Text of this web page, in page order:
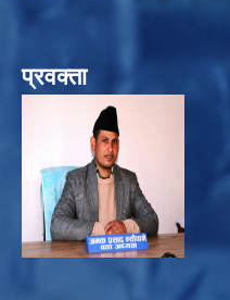
प्रवक्ता